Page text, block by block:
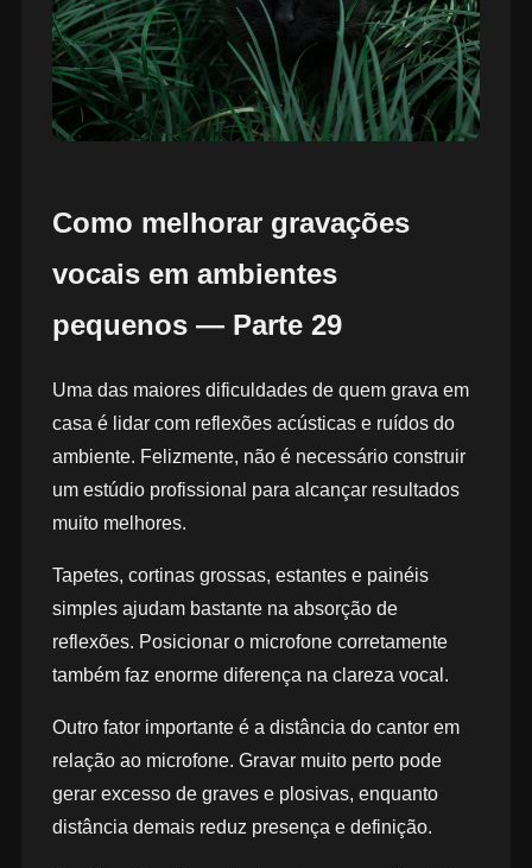
Como melhorar gravações
vocais em ambientes
pequenos — Parte 29
Uma das maiores dificuldades de quem grava em
casa é lidar com reflexões acústicas e ruídos do
ambiente. Felizmente, não é necessário construir
um estúdio profissional para alcançar resultados
muito melhores.
Tapetes, cortinas grossas, estantes e painéis
simples ajudam bastante na absorção de
reflexões. Posicionar o microfone corretamente
também faz enorme diferença na clareza vocal.
Outro fator importante é a distância do cantor em
relação ao microfone. Gravar muito perto pode
gerar excesso de graves e plosivas, enquanto
distância demais reduz presença e definição.